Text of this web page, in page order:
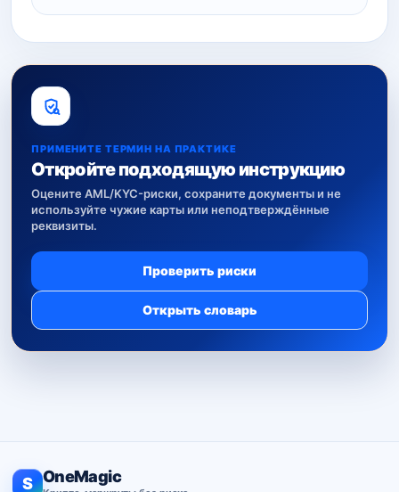
ПРИМЕНИТЕ ТЕРМИН НА ПРАКТИКЕ
Откройте подходящую инструкцию
Оцените AML/KYC-риски, сохраните документы и не
используйте чужие карты или неподтверждённые
реквизиты.
Проверить риски
Открыть словарь
S OneMagic